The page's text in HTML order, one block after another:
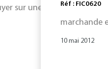
sur une analyse très fine
Réf : FIC0620
marchande
10 mai 2012